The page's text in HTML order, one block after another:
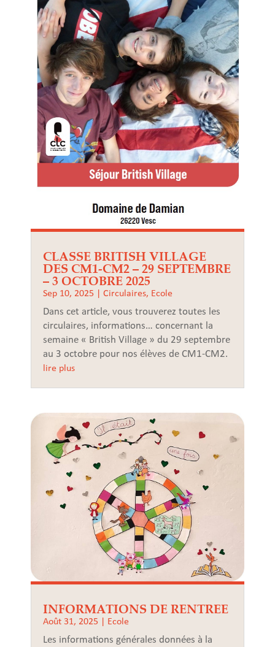
CLASSE BRITISH VILLAGE
DES CM1-CM2 – 29 SEPTEMBRE
– 3 OCTOBRE 2025
Sep 10, 2025 Circulaires, Ecole
Dans cet article, vous trouverez toutes les
circulaires, informations… concernant la
semaine « British Village » du 29 septembre
au 3 octobre pour nos élèves de CM1-CM2.
lire plus
INFORMATIONS DE RENTREE
Août 31, 2025 Ecole
Les informations générales données à la